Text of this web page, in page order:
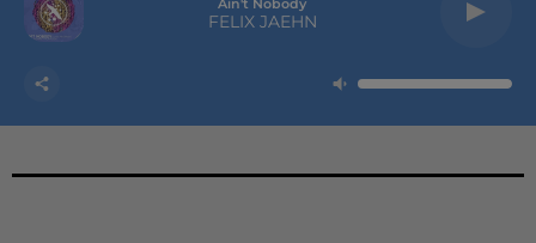
Ain't Nobody
FELIX JAEHN